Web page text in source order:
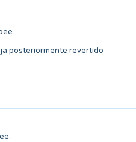
posteriormente revertido